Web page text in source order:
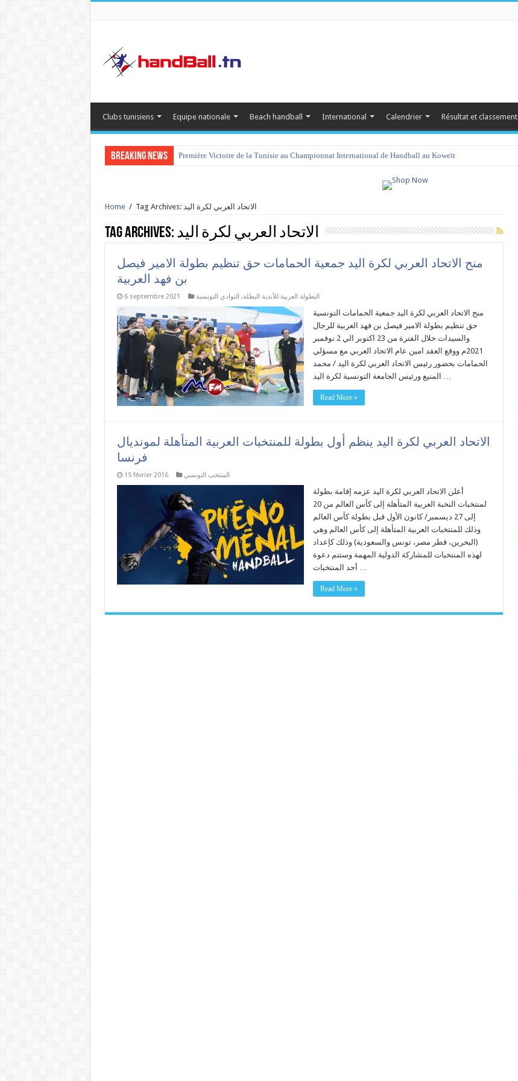
Clubs tunisiens Equipe nationale Beach handball International Calendrier Résultat et classement
Breaking News Première Victoire de la Tunisie au Championnat International de Handball au Koweït
Home / Tag Archives: الاتحاد العربي لكرة اليد
Tag Archives: الاتحاد العربي لكرة اليد
منح الاتحاد العربي لكرة اليد جمعية الحمامات حق تنظيم بطولة الامير فيصل
بن فهد العربية
6 septembre 2021 البطولة العربية للأندية البطلة, النوادي التونسية
منح الاتحاد العربي لكرة اليد جمعية الحمامات التونسية
حق تنظيم بطولة الامير فيصل بن فهد العربية للرجال
والسيدات خلال الفترة من 23 اكتوبر الي 2 نوفمبر
2021م ووقع العقد امين عام الاتحاد العربي مع مسؤلي
الحمامات بحضور رئيس الاتحاد العربي لكرة اليد / محمد
المنيع ورئيس الجامعة التونسية لكرة اليد …
Read More »
الاتحاد العربي لكرة اليد ينظم أول بطولة للمنتخبات العربية المتأهلة لمونديال
فرنسا
15 février 2016 المنتخب التونسي
أعلن الاتحاد العربي لكرة اليد عزمه إقامة بطولة
لمنتخبات النخبة العربية المتأهلة إلى كأس العالم من 20
إلى 27 ديسمبر/ كانون الأول قبل بطولة كأس العالم
وذلك للمنتخبات العربية المتأهلة إلى كأس العالم وهي
(البحرين، قطر مصر، تونس والسعودية) وذلك كإعداد
لهذه المنتخبات للمشاركة الدولية المهمة وستتم دعوة
أحد المنتخبات …
Read More »